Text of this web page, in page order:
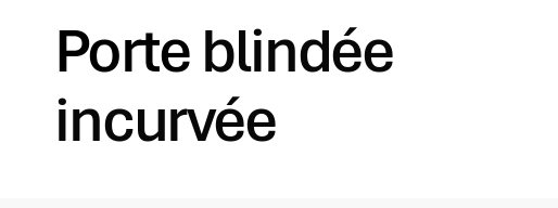
Porte blindée
incurvée